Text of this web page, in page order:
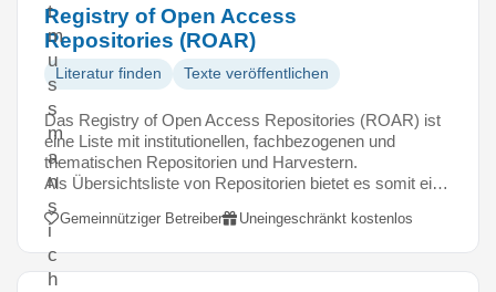
t
m
u
s
s
m
a
n
s
i
c
h
Registry of Open Access
Repositories (ROAR)
Literatur finden Texte veröffentlichen
Das Registry of Open Access Repositories (ROAR) ist
eine Liste mit institutionellen, fachbezogenen und
thematischen Repositorien und Harvestern.
Als Übersichtsliste von Repositorien bietet es somit ei…
Gemeinnütziger Betreiber Uneingeschränkt kostenlos